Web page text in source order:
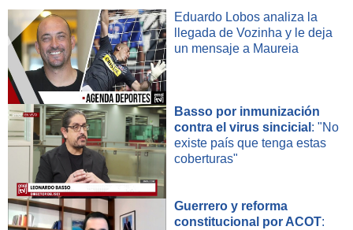
Eduardo Lobos analiza la
llegada de Vozinha y le deja
un mensaje a Maureia
Basso por inmunización
contra el virus sincicial : "No
existe país que tenga estas
coberturas"
Guerrero y reforma
constitucional por ACOT: